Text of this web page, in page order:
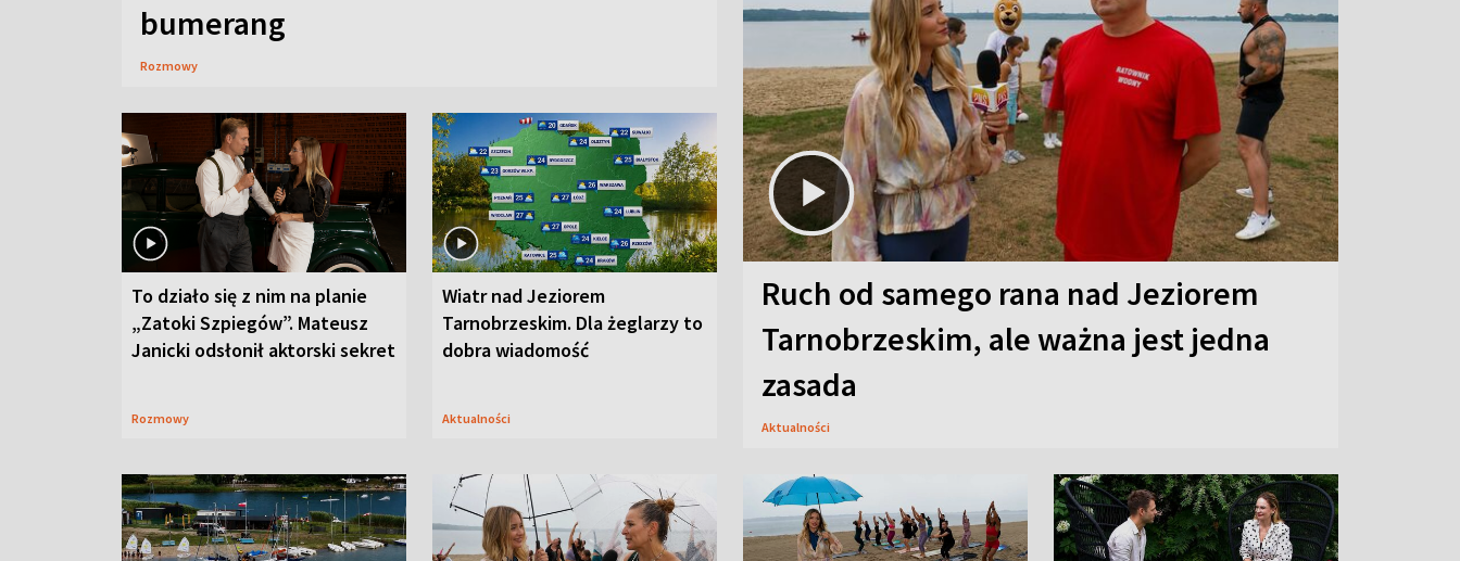
bumerang
Rozmowy
To działo się z nim na planie
„Zatoki Szpiegów”. Mateusz
Janicki odsłonił aktorski sekret
Rozmowy
Wiatr nad Jeziorem
Tarnobrzeskim. Dla żeglarzy to
dobra wiadomość
Aktualności
Ruch od samego rana nad Jeziorem
Tarnobrzeskim, ale ważna jest jedna
zasada
Aktualności